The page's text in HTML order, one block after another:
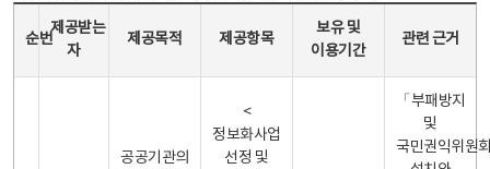
순번
제공받는
자
제공목적 제공항목
보유 및
이용기간
관련 근거
공공기관의
<
정보화사업
선정 및
「부패방지
및
국민권익위원